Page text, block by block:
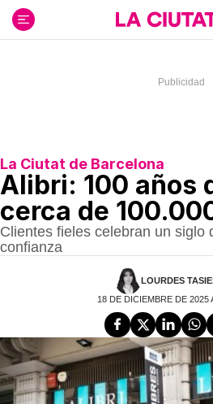
contenido
La Ciutat de Barcelona
Alibri: 100 años
cerca de
Clientes fieles celebran un siglo
confianza
LOURDES
18 DE DICIEMBRE DE 2025